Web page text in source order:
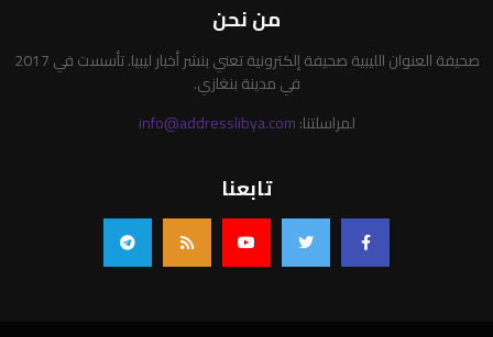
من نحن
صحيفة العنوان الليبية صحيفة إلكترونية تعني بنشر أخبار ليبيا. تأسست في 2017
في مدينة بنغازي.
لمراسلتنا:info@addresslibya.com
تابعنا